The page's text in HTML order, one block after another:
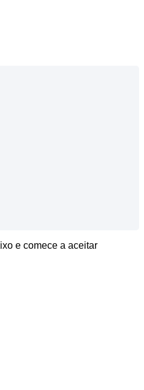
e comece a aceitar